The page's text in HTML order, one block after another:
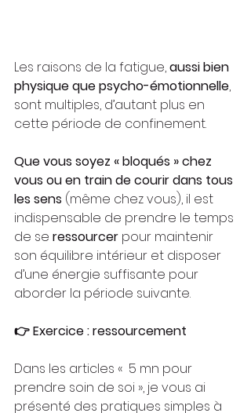
Les raisons de la fatigue, aussi bien
physique que psycho-émotionnelle,
sont multiples, d’autant plus en
cette période de confinement.
Que vous soyez « bloqués » chez
vous ou en train de courir dans tous
les sens (même chez vous), il est
indispensable de prendre le temps
de se ressourcer pour maintenir
son équilibre intérieur et disposer
d’une énergie suffisante pour
aborder la période suivante.
👉Exercice : ressourcement
Dans les articles «  5 mn pour
prendre soin de soi », je vous ai
présenté des pratiques simples à